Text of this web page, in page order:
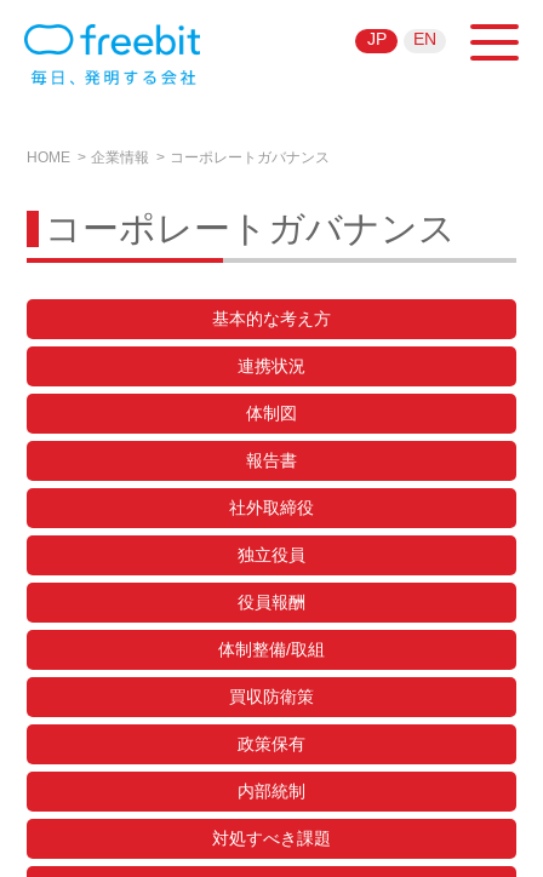
JP EN
HOME 企業情報 コーポレートガバナンス
コーポレートガバナンス
基本的な考え方
連携状況
体制図
報告書
社外取締役
独立役員
役員報酬
体制整備/取組
買収防衛策
政策保有
内部統制
対処すべき課題